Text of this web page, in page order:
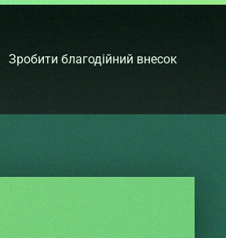
Зробити благодійний внесок